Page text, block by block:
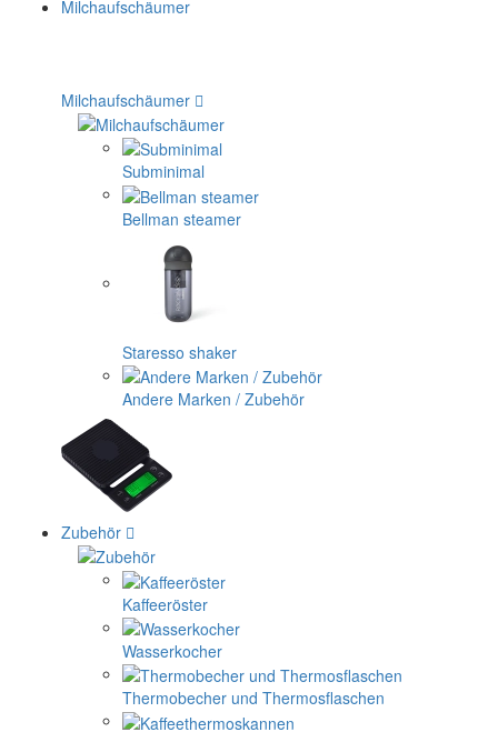
Milchaufschäumer
Subminimal
Bellman steamer
Staresso shaker
Andere Marken / Zubehör
Zubehör
Kaffeeröster
Wasserkocher
Thermobecher und Thermosflaschen